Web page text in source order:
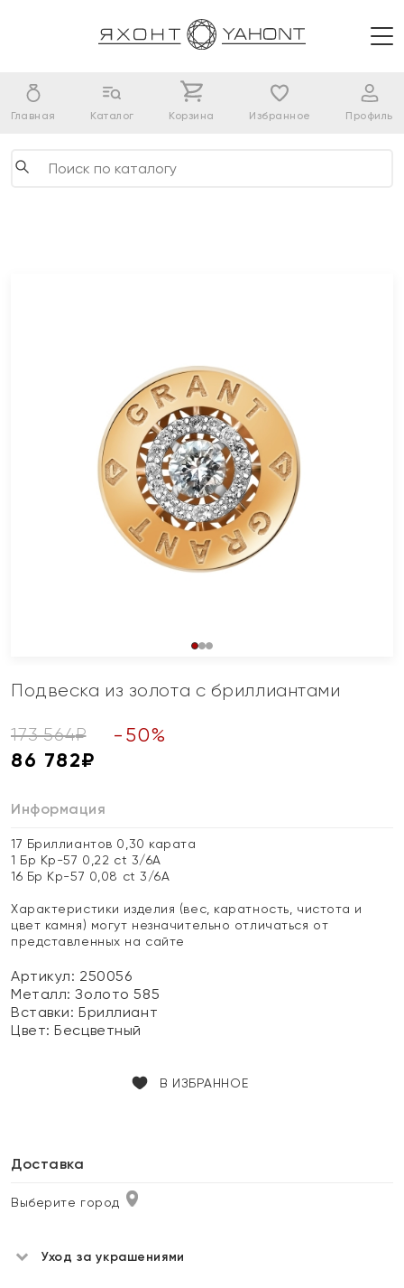
Главная Каталог Корзина Избранное Профиль
Подвеска из золота с бриллиантами
173 564₽ - 50%
86 782₽
Информация
17 Бриллиантов 0,30 карата
1 Бр Кр-57 0,22 ct 3/6А
16 Бр Кр-57 0,08 ct 3/6А
Характеристики изделия (вес, каратность, чистота и
цвет камня) могут незначительно отличаться от
представленных на сайте
Артикул: 250056
Металл:Золото 585
Вставки:Бриллиант
Цвет:Бесцветный
В ИЗБРАННОЕ
Доставка
Выберите город
Уход за украшениями